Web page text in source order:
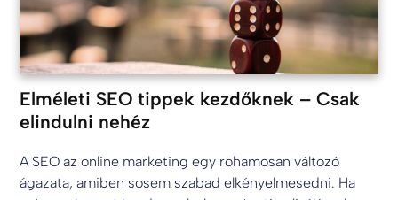
Elméleti SEO tippek kezdőknek – Csak
elindulni nehéz
A SEO az online marketing egy rohamosan változó
ágazata, amiben sosem szabad elkényelmesedni. Ha